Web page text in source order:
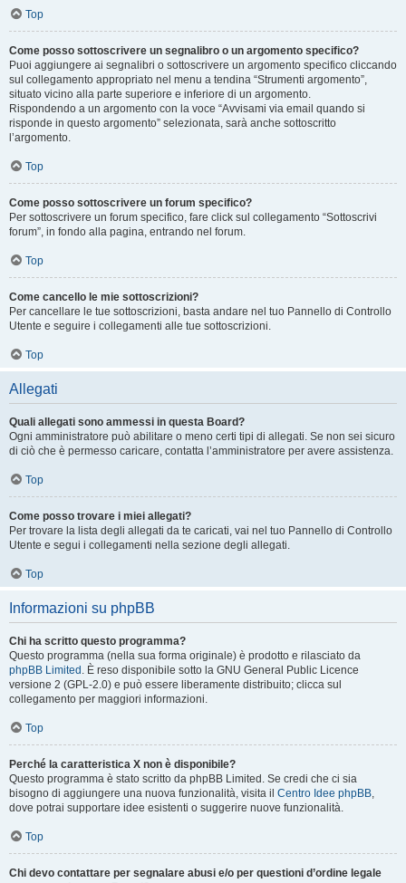
Top
Come posso sottoscrivere un segnalibro o un argomento specifico?
Puoi aggiungere ai segnalibri o sottoscrivere un argomento specifico cliccando
sul collegamento appropriato nel menu a tendina “Strumenti argomento”,
situato vicino alla parte superiore e inferiore di un argomento.
Rispondendo a un argomento con la voce “Avvisami via email quando si
risponde in questo argomento” selezionata, sarà anche sottoscritto
l’argomento.
Top
Come posso sottoscrivere un forum specifico?
Per sottoscrivere un forum specifico, fare click sul collegamento “Sottoscrivi
forum”, in fondo alla pagina, entrando nel forum.
Top
Come cancello le mie sottoscrizioni?
Per cancellare le tue sottoscrizioni, basta andare nel tuo Pannello di Controllo
Utente e seguire i collegamenti alle tue sottoscrizioni.
Top
Allegati
Quali allegati sono ammessi in questa Board?
Ogni amministratore può abilitare o meno certi tipi di allegati. Se non sei sicuro
di ciò che è permesso caricare, contatta l’amministratore per avere assistenza.
Top
Come posso trovare i miei allegati?
Per trovare la lista degli allegati da te caricati, vai nel tuo Pannello di Controllo
Utente e segui i collegamenti nella sezione degli allegati.
Top
Informazioni su phpBB
Chi ha scritto questo programma?
Questo programma (nella sua forma originale) è prodotto e rilasciato da
phpBB Limited . È reso disponibile sotto la GNU General Public Licence
versione 2 (GPL-2.0) e può essere liberamente distribuito; clicca sul
collegamento per maggiori informazioni.
Top
Perché la caratteristica X non è disponibile?
Questo programma è stato scritto da phpBB Limited. Se credi che ci sia
bisogno di aggiungere una nuova funzionalità, visita il Centro Idee phpBB,
dove potrai supportare idee esistenti o suggerire nuove funzionalità.
Top
Chi devo contattare per segnalare abusi e/o per questioni d’ordine legale